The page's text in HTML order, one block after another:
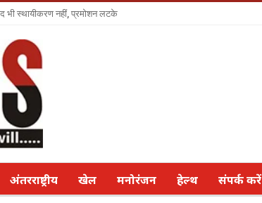
भी स्थायीकरण नहीं, प्रमोशन लटके
अंतरराष्ट्रीय खेल मनोरंजन हेल्थ संपर्क करें